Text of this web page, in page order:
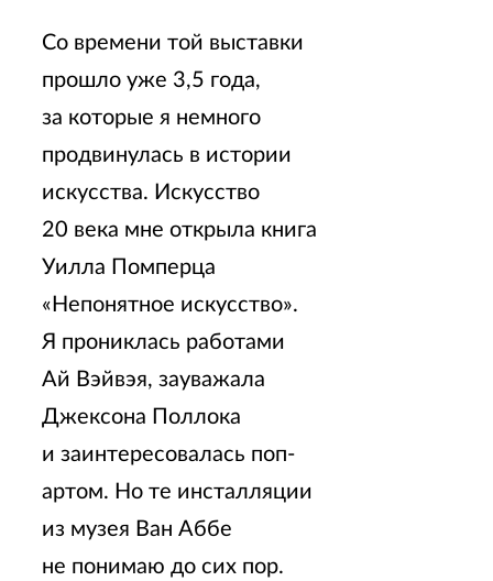
Со времени той выставки
прошло уже 3,5 года,
за которые я немного
продвинулась в истории
искусства. Искусство
20 века мне открыла книга
Уилла Помперца
«Непонятное искусство».
Я прониклась работами
Ай Вэйвэя, зауважала
Джексона Поллока
и заинтересовалась поп-
артом. Но те инсталляции
из музея Ван Аббе
не понимаю до сих пор.